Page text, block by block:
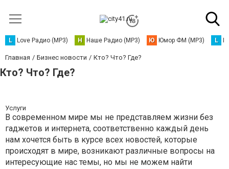
L Love Радио (MP3) Н Наше Радио (MP3) Ю Юмор ФМ (MP3) L
Главная Бизнес новости Кто? Что? Где?
Кто? Что? Где?
Услуги
В современном мире мы не представляем жизни без
гаджетов и интернета, соответственно каждый день
нам хочется быть в курсе всех новостей, которые
происходят в мире, возникают различные вопросы на
интересующие нас темы, но мы не можем найти